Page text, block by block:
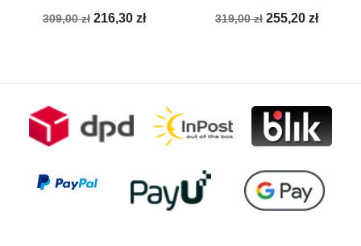
Cena
309,00 zł Cena
216,30 zł
Cena
319,00 zł Cena
255,20 zł